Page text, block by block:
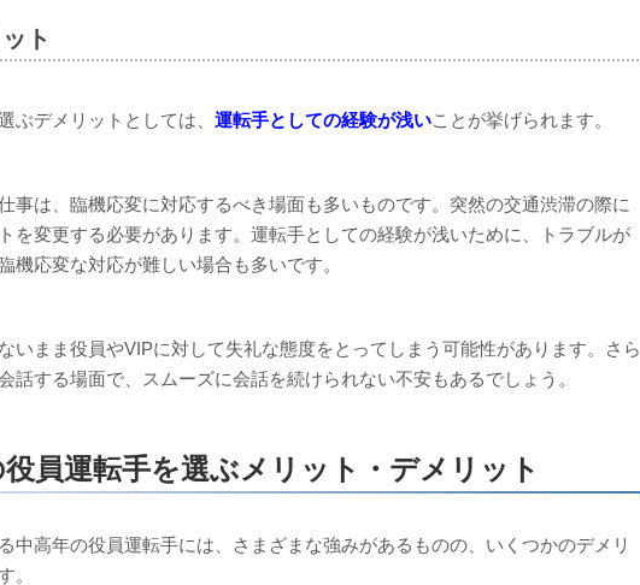
ト
ぶデメリットとしては、 運転手としての経験が浅いことが挙げられます。
事は、臨機応変に対応するべき場面も多いものです。突然の交通渋滞の際に
を変更する必要があります。運転手としての経験が浅いために、トラブルが
機応変な対応が難しい場合も多いです。
いまま役員やVIPに対して失礼な態度をとってしまう可能性があります。さら
話する場面で、スムーズに会話を続けられない不安もあるでしょう。
員運転手を選ぶメリット・デメリット
中高年の役員運転手には、さまざまな強みがあるものの、いくつかのデメリ
。